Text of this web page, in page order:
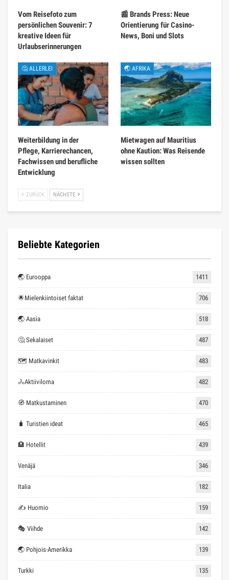
Vom Reisefoto zum
persönlichen Souvenir: 7
kreative Ideen für
Urlaubserinnerungen
📰 Brands Press: Neue
Orientierung für Casino-
News, Boni und Slots
🤔 ALLERLEI
Weiterbildung in der
Pflege, Karrierechancen,
Fachwissen und berufliche
Entwicklung
🌏 AFRIKA
Mietwagen auf Mauritius
ohne Kaution: Was Reisende
wissen sollten
ZURÜCK NÄCHSTE
Beliebte Kategorien
🌏 Eurooppa 1411
🌟Mielenkiintoiset faktat 706
🌏 Aasia 518
🤔 Sekalaiset 487
🗺 Matkavinkit 483
🚴Aktiiviloma 482
🧭 Matkustaminen 470
🧳 Turistien ideat 465
🏨 Hotellit 439
Venäjä 346
Italia 182
✍ Huomio 159
🎭 Viihde 142
🌏 Pohjois-Amerikka 139
Turkki 135